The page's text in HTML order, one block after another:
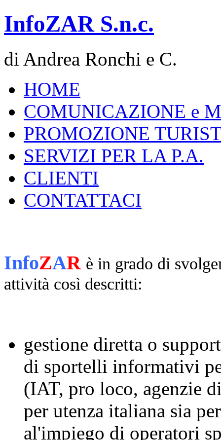
InfoZAR S.n.c.
di Andrea Ronchi e C.
HOME
COMUNICAZIONE e
PROMOZIONE
SERVIZI PER LA P.A.
CLIENTI
CONTATTACI
InfoZAR è in grado di
attività così descritti:
gestione diretta o
di sportelli informativi
(IAT, pro loco, agenzie
per utenza italiana sia
al'impiego di operatori